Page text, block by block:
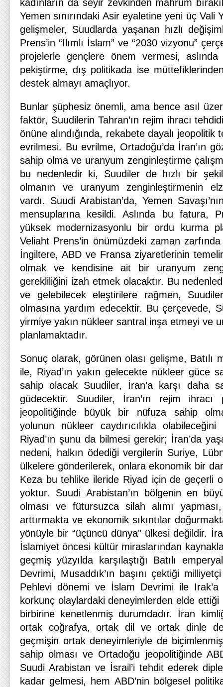
kadınların da seyir zevkinden mahrum
Yemen sınırındaki Asir eyaletine yeni üç Vali
gelişmeler, Suudlarda yaşanan hızlı
Prens’in “Ilımlı İslam” ve “2030 vizyonu”
projelerle gençlere önem vermesi,
pekiştirme, dış politikada ise
destek almayı amaçlıyor.
Bunlar şüphesiz önemli, ama bence asıl
faktör, Suudilerin Tahran’ın rejim ihracı
önüne alındığında, rekabete dayalı jeopolitik
evrilmesi. Bu evrilme, Ortadoğu’da İran’ın
sahip olma ve uranyum zenginleştirme
bu nedenledir ki, Suudiler de hızlı bir
olmanın ve uranyum zenginleştirmenin
vardı. Suudi Arabistan’da, Yemen
mensuplarına kesildi. Aslında bu fatura,
yüksek modernizasyonlu bir ordu kurma
Veliaht Prens’in önümüzdeki zaman
İngiltere, ABD ve Fransa ziyaretlerinin
olmak ve kendisine ait bir uranyum
gerekliliğini izah etmek olacaktır. Bu
ve gelebilecek eleştirilere rağmen,
olmasına yardım edecektir. Bu çerçevede,
yirmiye yakın nükleer santral inşa etmeyi ve
planlamaktadır.
Sonuç olarak, görünen olası gelişme, Batılı
ile, Riyad’ın yakın gelecekte nükleer güce
sahip olacak Suudiler, İran’a karşı daha
güdecektir. Suudiler, İran’ın rejim ihracı
jeopolitiğinde büyük bir nüfuza sahip
yolunun nükleer caydırıcılıkla
Riyad’ın şunu da bilmesi gerekir; İran’da
nedeni, halkın ödediği vergilerin Suriye,
ülkelere gönderilerek, onlara ekonomik bir
Keza bu tehlike ileride Riyad için de geçerli
yoktur. Suudi Arabistan’ın bölgenin en
olması ve fütursuzca silah alımı
arttırmakta ve ekonomik sıkıntılar
yönüyle bir “üçüncü dünya” ülkesi değildir.
İslamiyet öncesi kültür miraslarından
geçmiş yüzyılda karşılaştığı Batılı
Devrimi, Musaddık’ın başını çektiği
Pehlevi dönemi ve İslam Devrimi ile Irak’a
korkunç olaylardaki deneyimlerden elde
birbirine kenetlenmiş durumdadır. İran
ortak coğrafya, ortak dil ve ortak dinle
geçmişin ortak deneyimleriyle de
sahip olması ve Ortadoğu jeopolitiğinde
Suudi Arabistan ve İsrail’i tehdit ederek
kadar gelmesi, hem ABD’nin bölgesel